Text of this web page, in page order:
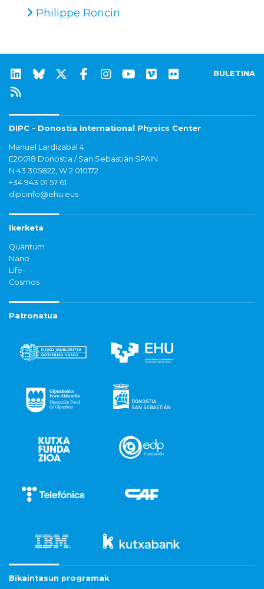
Philippe Roncin
BULETINA
DIPC - Donostia International Physics Center
Manuel Lardizabal 4
E20018 Donostia / San Sebastián SPAIN
N 43.305822, W 2.010172
+34 943 01 57 61
dipcinfo@ehu.eus
Ikerketa
Quantum
Nano
Life
Cosmos
Patronatua
Bikaintasun programak